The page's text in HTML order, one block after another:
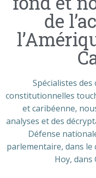
de
Spécialistes
constitutionnelles
et caribéenne,
analyses et des
Défense
parlementaire, dans le
Hoy, dans